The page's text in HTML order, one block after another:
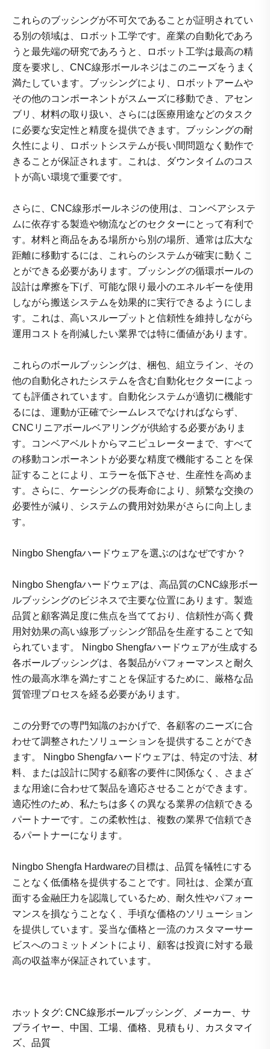
これらのブッシングが不可欠であることが証明されてい
る別の領域は、ロボット工学です。産業の自動化であろ
うと最先端の研究であろうと、ロボット工学は最高の精
度を要求し、CNC線形ボールネジはこのニーズをうまく
満たしています。ブッシングにより、ロボットアームや
その他のコンポーネントがスムーズに移動でき、アセン
ブリ、材料の取り扱い、さらには医療用途などのタスク
に必要な安定性と精度を提供できます。ブッシングの耐
久性により、ロボットシステムが長い間問題なく動作で
きることが保証されます。これは、ダウンタイムのコス
トが高い環境で重要です。
さらに、CNC線形ボールネジの使用は、コンベアシステ
ムに依存する製造や物流などのセクターにとって有利で
す。材料と商品をある場所から別の場所、通常は広大な
距離に移動するには、これらのシステムが確実に動くこ
とができる必要があります。ブッシングの循環ボールの
設計は摩擦を下げ、可能な限り最小のエネルギーを使用
しながら搬送システムを効果的に実行できるようにしま
す。これは、高いスループットと信頼性を維持しながら
運用コストを削減したい業界では特に価値があります。
これらのボールブッシングは、梱包、組立ライン、その
他の自動化されたシステムを含む自動化セクターによっ
ても評価されています。自動化システムが適切に機能す
るには、運動が正確でシームレスでなければならず、
CNCリニアボールベアリングが供給する必要がありま
す。コンベアベルトからマニピュレーターまで、すべて
の移動コンポーネントが必要な精度で機能することを保
証することにより、エラーを低下させ、生産性を高めま
す。さらに、ケーシングの長寿命により、頻繁な交換の
必要性が減り、システムの費用対効果がさらに向上しま
す。
Ningbo Shengfaハードウェアを選ぶのはなぜですか？
Ningbo Shengfaハードウェアは、高品質のCNC線形ボー
ルブッシングのビジネスで主要な位置にあります。製造
品質と顧客満足度に焦点を当てており、信頼性が高く費
用対効果の高い線形ブッシング部品を生産することで知
られています。 Ningbo Shengfaハードウェアが生成する
各ボールブッシングは、各製品がパフォーマンスと耐久
性の最高水準を満たすことを保証するために、厳格な品
質管理プロセスを経る必要があります。
この分野での専門知識のおかげで、各顧客のニーズに合
わせて調整されたソリューションを提供することができ
ます。 Ningbo Shengfaハードウェアは、特定の寸法、材
料、または設計に関する顧客の要件に関係なく、さまざ
まな用途に合わせて製品を適応させることができます。
適応性のため、私たちは多くの異なる業界の信頼できる
パートナーです。この柔軟性は、複数の業界で信頼でき
るパートナーになります。
Ningbo Shengfa Hardwareの目標は、品質を犠牲にする
ことなく低価格を提供することです。同社は、企業が直
面する金融圧力を認識しているため、耐久性やパフォー
マンスを損なうことなく、手頃な価格のソリューション
を提供しています。妥当な価格と一流のカスタマーサー
ビスへのコミットメントにより、顧客は投資に対する最
高の収益率が保証されています。
ホットタグ: CNC線形ボールブッシング、メーカー、サ
プライヤー、中国、工場、価格、見積もり、カスタマイ
ズ、品質